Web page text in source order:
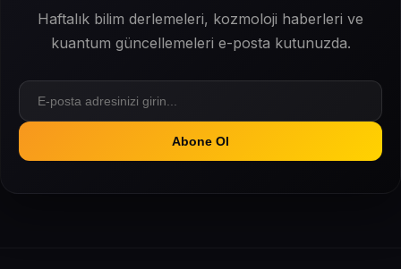
Haftalık bilim derlemeleri, kozmoloji haberleri ve
kuantum güncellemeleri e-posta kutunuzda.
Abone Ol